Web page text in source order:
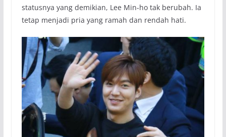
statusnya yang demikian, Lee Min-ho tak berubah. Ia
tetap menjadi pria yang ramah dan rendah hati.